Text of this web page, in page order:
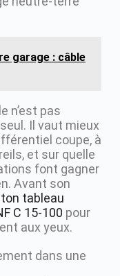
garage : câble
n’est pas
Il vaut mieux
coupe, à
et sur quelle
font gagner
Avant son
tableau
C 15-100 pour
aux yeux.